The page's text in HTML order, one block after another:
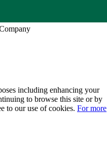
including enhancing your
to browse this site or by
to our use of cookies. For more